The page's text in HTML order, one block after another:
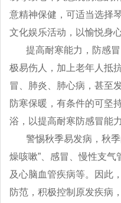
意精神保健，可适当选择
文化娱乐活动，以愉悦身
提高耐寒能力，防感冒
极易伤人，加上老年人抵
冒、肺炎、肺心病，甚至
防寒保暖，有条件的可坚
浴，以提高耐寒防感冒能力
警惕秋季易发病，秋季
燥咳嗽”、感冒、慢性支
及心脑血管疾病等。因此
防范，积极控制原发疾病